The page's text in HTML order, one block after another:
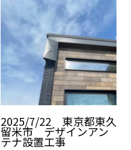
2025/7/22 東京都東久
留米市 デザインアン
テナ設置工事